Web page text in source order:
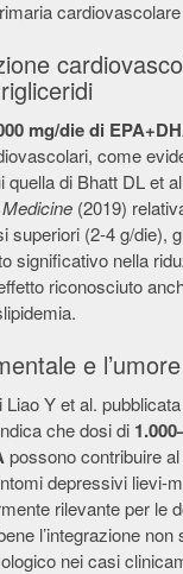
cardiovascolare
mg/die di
come
quella di Bhatt DL et
(2019)
superiori (2-4 g/die),
significativo nella
riconosciuto
e l’umore
Y et al.
che dosi di
possono contribuire
depressivi lievi-
rilevante per le
l’integrazione non
nei casi